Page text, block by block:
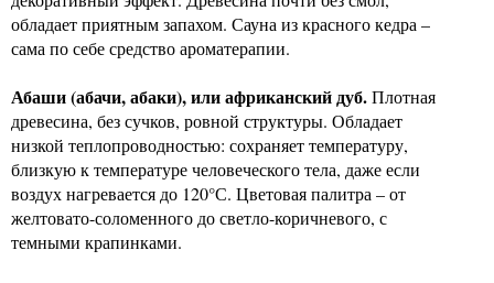
обладает приятным запахом. Сауна из красного кедра –
сама по себе средство ароматерапии.
Абаши (абачи, абаки), или африканский дуб.Плотная
древесина, без сучков, ровной структуры. Обладает
низкой теплопроводностью: сохраняет температуру,
близкую к температуре человеческого тела, даже если
воздух нагревается до 120°С. Цветовая палитра – от
желтовато-соломенного до светло-коричневого, с
темными крапинками.